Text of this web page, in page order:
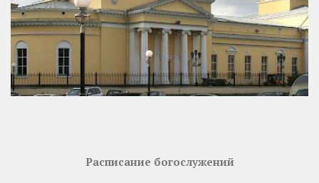
Расписание богослужений